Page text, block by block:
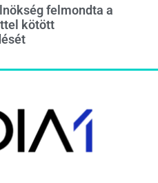
felmondta a
kötött